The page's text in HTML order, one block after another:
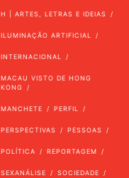
H | ARTES, LETRAS E IDEIAS
ILUMINAÇÃO ARTIFICIAL
INTERNACIONAL
MACAU VISTO DE HONG
KONG
MANCHETE PERFIL
PERSPECTIVAS PESSOAS
POLÍTICA REPORTAGEM
SEXANÁLISE SOCIEDADE